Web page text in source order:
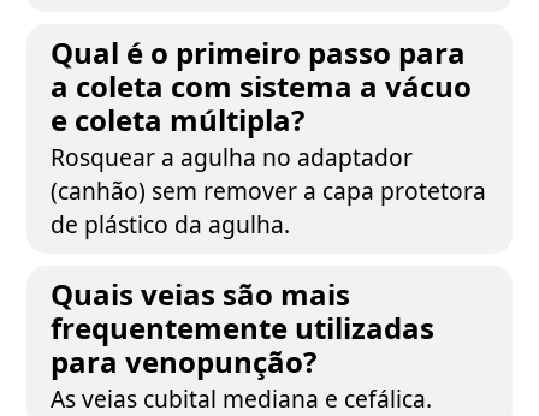
Qual é o primeiro passo para
a coleta com sistema a vácuo
e coleta múltipla?
Rosquear a agulha no adaptador
(canhão) sem remover a capa protetora
de plástico da agulha.
Quais veias são mais
frequentemente utilizadas
para venopunção?
As veias cubital mediana e cefálica.